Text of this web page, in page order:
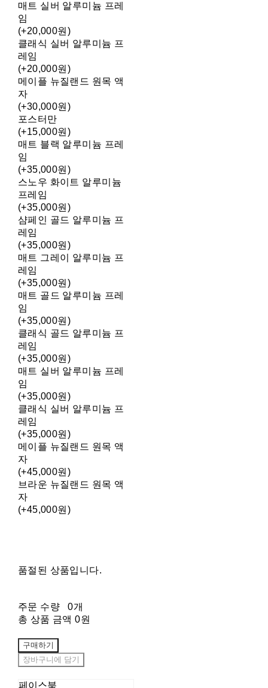
매트 실버 알루미늄 프레
임
(+20,000원)
클래식 실버 알루미늄 프
레임
(+20,000원)
메이플 뉴질랜드 원목 액
자
(+30,000원)
포스터만
(+15,000원)
매트 블랙 알루미늄 프레
임
(+35,000원)
스노우 화이트 알루미늄
프레임
(+35,000원)
샴페인 골드 알루미늄 프
레임
(+35,000원)
매트 그레이 알루미늄 프
레임
(+35,000원)
매트 골드 알루미늄 프레
임
(+35,000원)
클래식 골드 알루미늄 프
레임
(+35,000원)
매트 실버 알루미늄 프레
임
(+35,000원)
클래식 실버 알루미늄 프
레임
(+35,000원)
메이플 뉴질랜드 원목 액
자
(+45,000원)
브라운 뉴질랜드 원목 액
자
(+45,000원)
품절된 상품입니다.
주문 수량
0개
총 상품 금액 0원
구매하기
장바구니에 담기
페이스북